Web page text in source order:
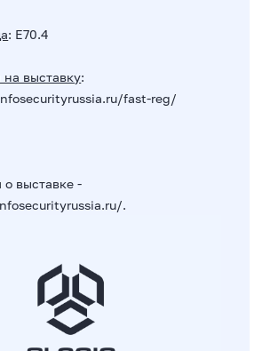
: E70.4
на выставку:
.ru/fast-reg/
выставке -
.